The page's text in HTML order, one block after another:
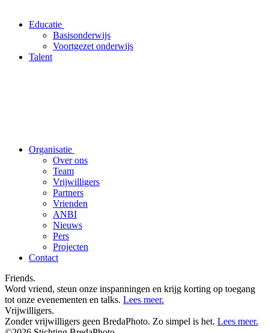
Educatie
Basisonderwijs
Voortgezet onderwijs
Talent
Organisatie
Over ons
Team
Vrijwilligers
Partners
Vrienden
ANBI
Nieuws
Pers
Projecten
Contact
Friends.
Word vriend, steun onze inspanningen en krijg korting op toegang
tot onze evenementen en talks. Lees meer.
Vrijwilligers.
Zonder vrijwilligers geen BredaPhoto. Zo simpel is het. Lees meer.